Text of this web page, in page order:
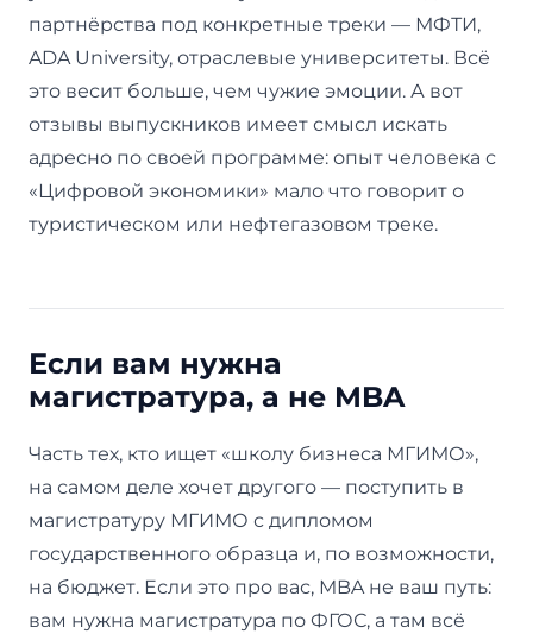
партнёрства под конкретные треки — МФТИ,
ADA University, отраслевые университеты. Всё
это весит больше, чем чужие эмоции. А вот
отзывы выпускников имеет смысл искать
адресно по своей программе: опыт человека с
«Цифровой экономики» мало что говорит о
туристическом или нефтегазовом треке.
Если вам нужна
магистратура, а не MBA
Часть тех, кто ищет «школу бизнеса МГИМО»,
на самом деле хочет другого — поступить в
магистратуру МГИМО с дипломом
государственного образца и, по возможности,
на бюджет. Если это про вас, MBA не ваш путь:
вам нужна магистратура по ФГОС, а там всё